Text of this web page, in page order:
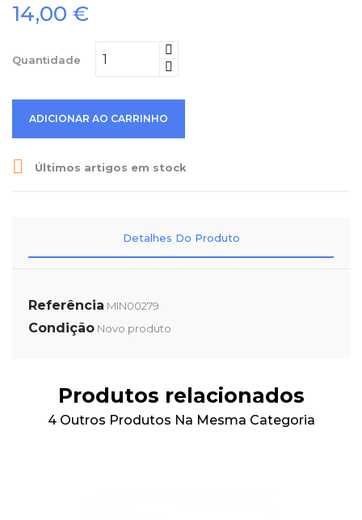
14,00 €
Quantidade
ADICIONAR AO CARRINHO
 Últimos artigos em stock
Detalhes Do Produto
Referência MIN00279
Condição Novo produto
Produtos relacionados
4 Outros Produtos Na Mesma Categoria